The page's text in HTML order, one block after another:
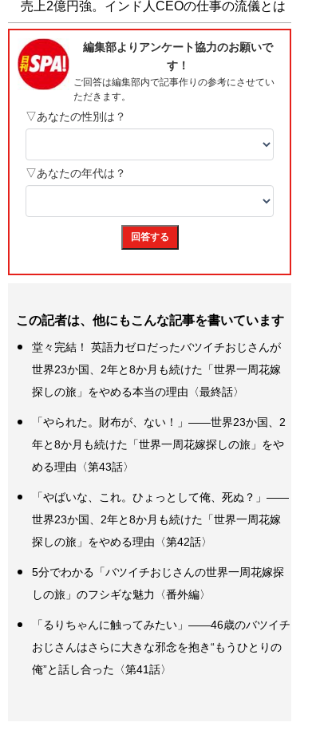
売上2億円強。インド人CEOの仕事の流儀とは
この記者は、他にもこんな記事を書いています
堂々完結！ 英語力ゼロだったバツイチおじさんが
世界23か国、2年と8か月も続けた「世界一周花嫁
探しの旅」をやめる本当の理由〈最終話〉
「やられた。財布が、ない！」――世界23か国、2
年と8か月も続けた「世界一周花嫁探しの旅」をや
める理由〈第43話〉
「やばいな、これ。ひょっとして俺、死ぬ？」――
世界23か国、2年と8か月も続けた「世界一周花嫁
探しの旅」をやめる理由〈第42話〉
5分でわかる「バツイチおじさんの世界一周花嫁探
しの旅」のフシギな魅力〈番外編〉
「るりちゃんに触ってみたい」――46歳のバツイチ
おじさんはさらに大きな邪念を抱き“もうひとりの
俺”と話し合った〈第41話〉